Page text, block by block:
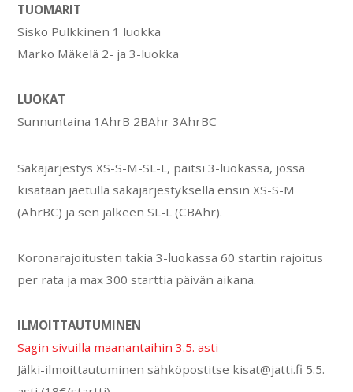
TUOMARIT
Sisko Pulkkinen 1 luokka
Marko Mäkelä 2- ja 3-luokka
LUOKAT
Sunnuntaina 1AhrB 2BAhr 3AhrBC
Säkäjärjestys XS-S-M-SL-L, paitsi 3-luokassa, jossa
kisataan jaetulla säkäjärjestyksellä ensin XS-S-M
(AhrBC) ja sen jälkeen SL-L (CBAhr).
Koronarajoitusten takia 3-luokassa 60 startin rajoitus
per rata ja max 300 starttia päivän aikana.
ILMOITTAUTUMINEN
Sagin sivuilla maanantaihin 3.5. asti
Jälki-ilmoittautuminen sähköpostitse kisat@jatti.fi 5.5.